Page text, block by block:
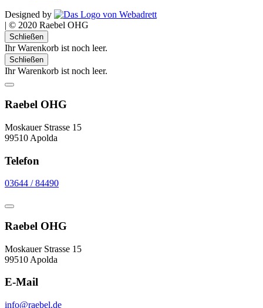
Designed by
| © 2020 Raebel OHG
Schließen
Ihr Warenkorb ist noch leer.
Schließen
Ihr Warenkorb ist noch leer.
Raebel OHG
Moskauer Strasse 15
99510 Apolda
Telefon
03644 / 84490
Raebel OHG
Moskauer Strasse 15
99510 Apolda
E-Mail
info@raebel.de